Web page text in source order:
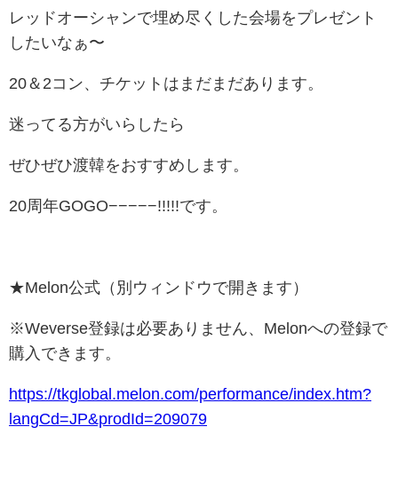
レッドオーシャンで埋め尽くした会場をプレゼント
したいなぁ〜
20＆2コン、チケットはまだまだあります。
迷ってる方がいらしたら
ぜひぜひ渡韓をおすすめします。
20周年GOGO−−−−−!!!!!です。
★Melon公式（別ウィンドウで開きます）
※Weverse登録は必要ありません、Melonへの登録で
購入できます。
https://tkglobal.melon.com/performance/index.htm?
langCd=JP&prodId=209079